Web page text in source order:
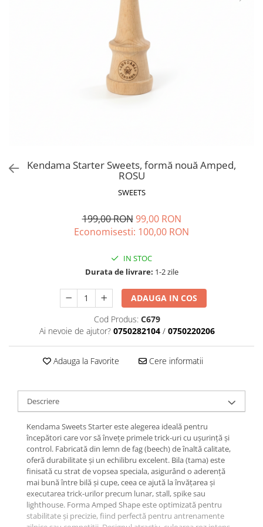
Incalzitoare si decantoare ceara
Kendama Starter Sweets, formă nouă Amped,
ROSU
SWEETS
199,00 RON 99,00 RON
Economisesti: 100,00 RON
IN STOC
Durata de livrare: 1-2 zile
ADAUGA IN COS
Cod Produs: C679
Ai nevoie de ajutor? 0750282104 / 0750220206
Adauga la Favorite Cere informatii
Descriere
Kendama Sweets Starter este alegerea ideală pentru
începători care vor să învețe primele trick-uri cu ușurință și
control. Fabricată din lemn de fag (beech) de înaltă calitate,
oferă durabilitate și un echilibru excelent. Bila (tama) este
finisată cu strat de vopsea speciala, asigurând o aderență
mai bună între bilă și cupe, ceea ce ajută la învățarea și
executarea trick-urilor precum lunar, stall, spike sau
lighthouse. Forma Amped Shape este optimizată pentru
stabilitate și precizie, fiind perfectă pentru antrenamente